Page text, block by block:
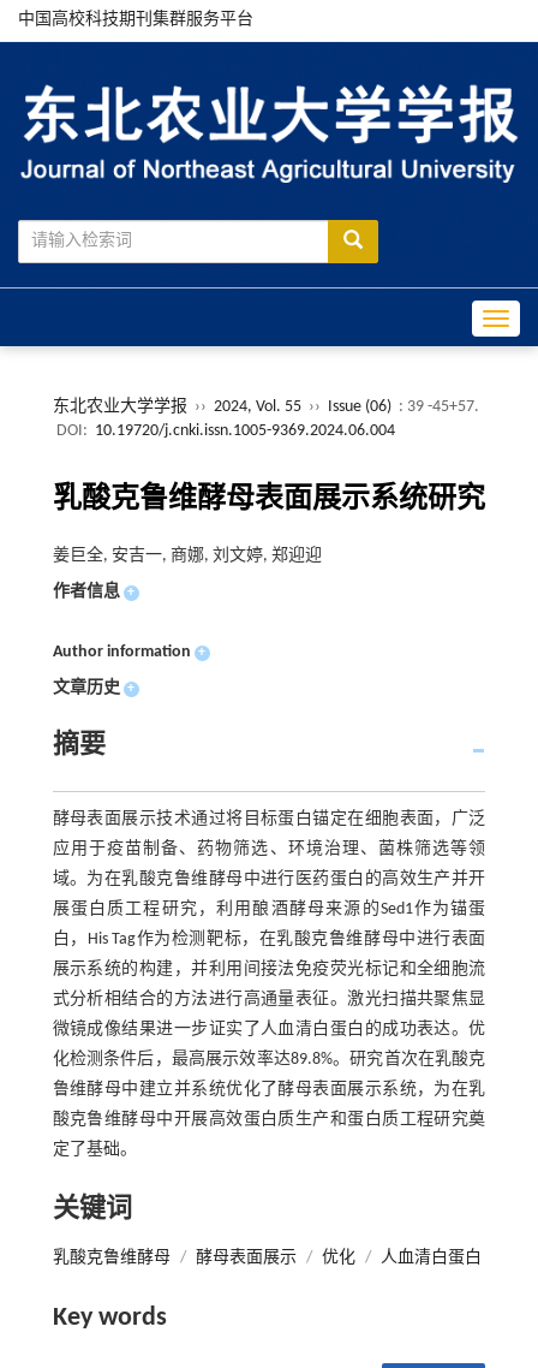
中国高校科技期刊集群服务平台
东北农业大学学报 ›› 2024, Vol. 55 ›› Issue (06) : 39 -45+57.
DOI: 10.19720/j.cnki.issn.1005-9369.2024.06.004
乳酸克鲁维酵母表面展示系统研究
姜巨全, 安吉一, 商娜, 刘文婷, 郑迎迎
作者信息 +
Author information +
文章历史 +
摘要
酵母表面展示技术通过将目标蛋白锚定在细胞表面，广泛
应用于疫苗制备、药物筛选、环境治理、菌株筛选等领
域。为在乳酸克鲁维酵母中进行医药蛋白的高效生产并开
展蛋白质工程研究，利用酿酒酵母来源的Sed1作为锚蛋
白，His Tag作为检测靶标，在乳酸克鲁维酵母中进行表面
展示系统的构建，并利用间接法免疫荧光标记和全细胞流
式分析相结合的方法进行高通量表征。激光扫描共聚焦显
微镜成像结果进一步证实了人血清白蛋白的成功表达。优
化检测条件后，最高展示效率达89.8%。研究首次在乳酸克
鲁维酵母中建立并系统优化了酵母表面展示系统，为在乳
酸克鲁维酵母中开展高效蛋白质生产和蛋白质工程研究奠
定了基础。
关键词
乳酸克鲁维酵母 / 酵母表面展示 / 优化 / 人血清白蛋白
Key words